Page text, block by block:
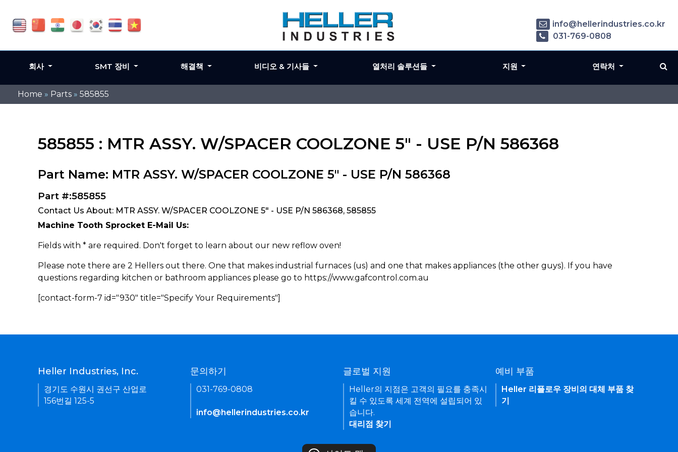
Home » Parts » 585855
585855 : MTR ASSY. W/SPACER COOLZONE 5" - USE P/N 586368
Part Name: MTR ASSY. W/SPACER COOLZONE 5" - USE P/N 586368
Part #:585855
Contact Us About: MTR ASSY. W/SPACER COOLZONE 5" - USE P/N 586368, 585855
Machine Tooth Sprocket E-Mail Us:
Fields with * are required. Don't forget to learn about our new reflow oven!
Please note there are 2 Hellers out there. One that makes industrial furnaces (us) and one that makes appliances (the other guys). If you have
questions regarding kitchen or bathroom appliances please go to https://www.gafcontrol.com.au
[contact-form-7 id="930" title="Specify Your Requirements"]
info@hellerindustries.co.kr
031-769-0808
회사 SMT 장비 해결책 비디오 & 기사들 열처리 솔루션들 지원 연락처
Heller Industries, Inc.
경기도 수원시 권선구 산업로
156번길 125-5
문의하기
031-769-0808
info@hellerindustries.co.kr
글로벌 지원
Heller의 지점은 고객의 필요를 충족시
킬 수 있도록 세계 전역에 설립되어 있
습니다.
대리점 찾기
예비 부품
Heller 리플로우 장비의 대체 부품 찾
기